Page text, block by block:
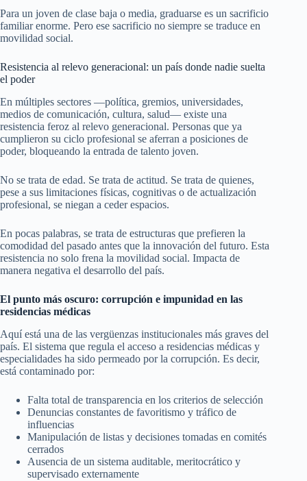
Para un joven de clase baja o media, graduarse es un sacrificio
familiar enorme. Pero ese sacrificio no siempre se traduce en
movilidad social.
Resistencia al relevo generacional: un país donde nadie suelta
el poder
En múltiples sectores —política, gremios, universidades,
medios de comunicación, cultura, salud— existe una
resistencia feroz al relevo generacional. Personas que ya
cumplieron su ciclo profesional se aferran a posiciones de
poder, bloqueando la entrada de talento joven.
No se trata de edad. Se trata de actitud. Se trata de quienes,
pese a sus limitaciones físicas, cognitivas o de actualización
profesional, se niegan a ceder espacios.
En pocas palabras, se trata de estructuras que prefieren la
comodidad del pasado antes que la innovación del futuro. Esta
resistencia no solo frena la movilidad social. Impacta de
manera negativa el desarrollo del país.
El punto más oscuro: corrupción e impunidad en las
residencias médicas
Aquí está una de las vergüenzas institucionales más graves del
país. El sistema que regula el acceso a residencias médicas y
especialidades ha sido permeado por la corrupción. Es decir,
está contaminado por:
Falta total de transparencia en los criterios de selección
Denuncias constantes de favoritismo y tráfico de
influencias
Manipulación de listas y decisiones tomadas en comités
cerrados
Ausencia de un sistema auditable, meritocrático y
supervisado externamente